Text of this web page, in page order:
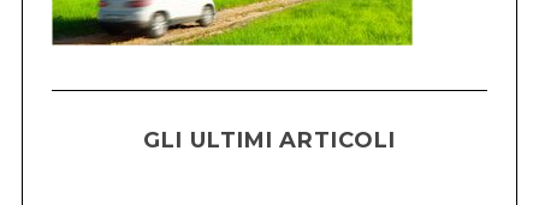
GLI ULTIMI ARTICOLI